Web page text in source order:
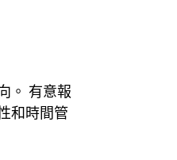
。 有意報
和時間管